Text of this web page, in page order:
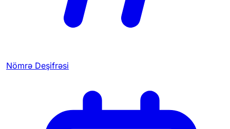
Nömrə Deşifrəsi